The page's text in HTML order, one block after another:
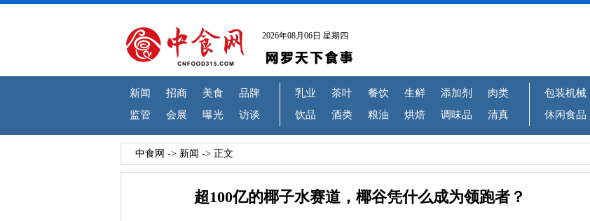
2026年08月06日 星期四
新闻 招商 美食
品牌
监管
会展 曝光 访谈
乳业 茶叶 餐饮 生鲜 添加剂
肉类
饮品
酒类 粮油 烘焙 调味品 清真
包装机械
休闲食品
中食网 -> 新闻 -> 正文
超100亿的椰子水赛道，椰谷凭什么成为领跑者？